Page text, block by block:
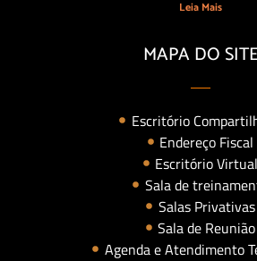
Leia Mais
MAPA DO
Escritório
Endereço Fiscal
Escritório Virtual
Sala de
Salas Privativas
Sala de Reunião
Agenda e Atendimento